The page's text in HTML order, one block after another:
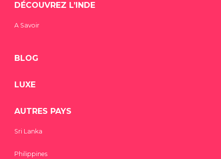
DÉCOUVREZ L’INDE
A Savoir
BLOG
LUXE
AUTRES PAYS
Sri Lanka
Philippines